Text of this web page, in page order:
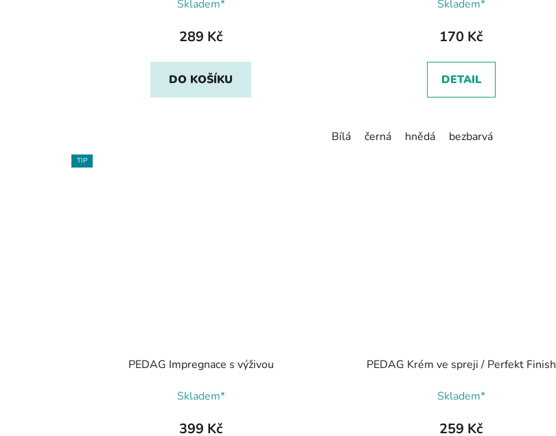
Skladem*
289 Kč
DO KOŠÍKU
Skladem*
170 Kč
DETAIL
Bílá černá hnědá bezbarvá
TIP
PEDAG Impregnace s výživou
Skladem*
399 Kč
PEDAG Krém ve spreji / Perfekt Finish
Skladem*
259 Kč